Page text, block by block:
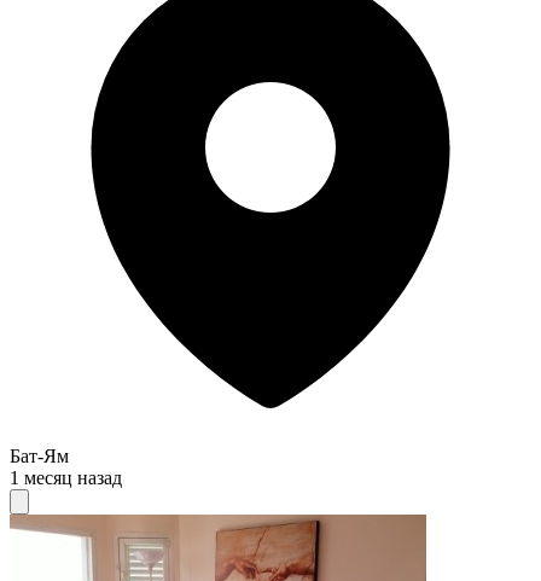
Бат-Ям
1 месяц назад